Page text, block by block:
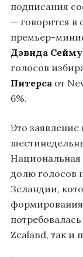
подписания
— говорится в
премьер-
Дэвида
голосов
Питерса от
6%.
Это
долю голосов
Зеландии,
формирования
Zealand, так и